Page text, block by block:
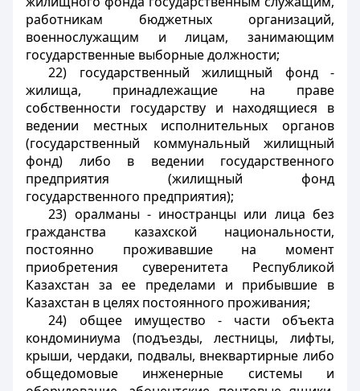
работникам бюджетных организаций,
военнослужащим и лицам, занимающим
государственные выборные должности;
22) государственный жилищный фонд -
жилища, принадлежащие на праве
собственности государству и находящиеся в
ведении местных исполнительных органов
(государственный коммунальный жилищный
фонд) либо в ведении государственного
предприятия (жилищный фонд
государственного предприятия);
23) оралманы - иностранцы или лица без
гражданства казахской национальности,
постоянно проживавшие на момент
приобретения суверенитета Республикой
Казахстан за ее пределами и прибывшие в
Казахстан в целях постоянного проживания;
24) общее имущество - части объекта
кондоминиума (подъезды, лестницы, лифты,
крыши, чердаки, подвалы, внеквартирные либо
общедомовые инженерные системы и